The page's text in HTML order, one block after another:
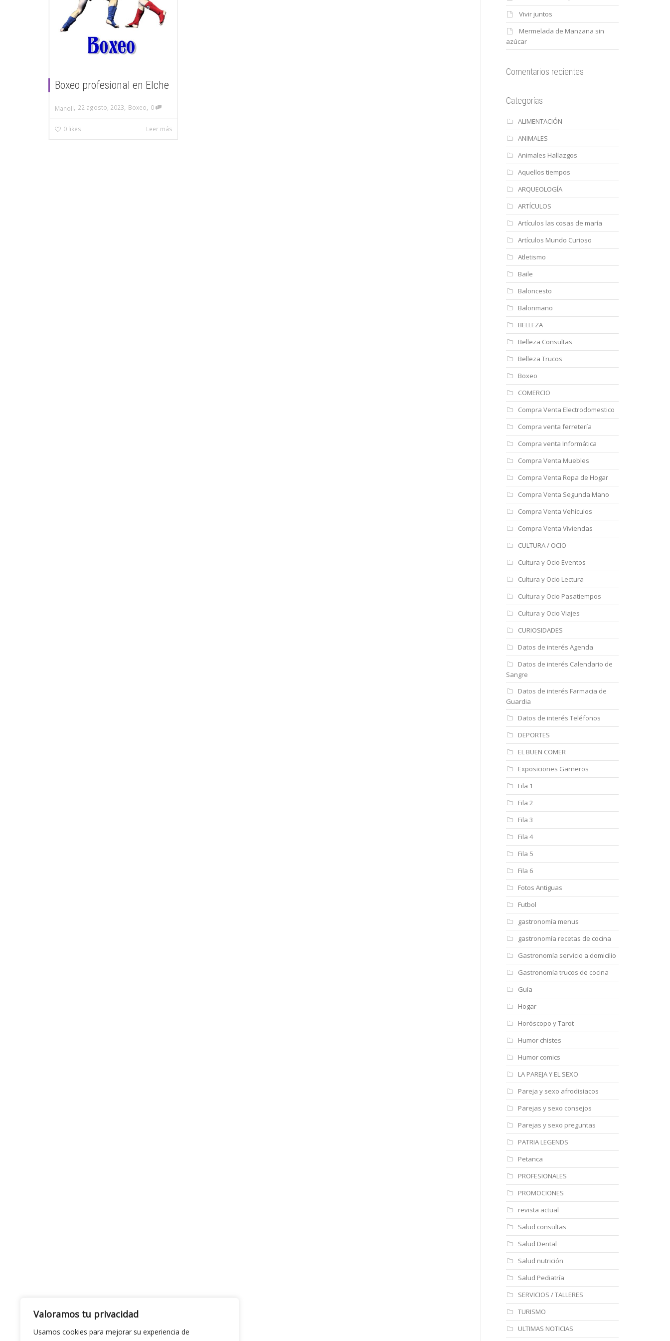
Valoramos tu privacidad
Usamos cookies para mejorar su experiencia de
Boxeo profesional en Elche
Manoli, 22 agosto, 2023, Boxeo, 0
0 likes Leer más
Vivir juntos
Mermelada de Manzana sin
azúcar
Comentarios recientes
Categorías
ALIMENTACIÓN
ANIMALES
Animales Hallazgos
Aquellos tiempos
ARQUEOLOGÍA
ARTÍCULOS
Artículos las cosas de maría
Artículos Mundo Curioso
Atletismo
Baile
Baloncesto
Balonmano
BELLEZA
Belleza Consultas
Belleza Trucos
Boxeo
COMERCIO
Compra Venta Electrodomestico
Compra venta ferretería
Compra venta Informática
Compra Venta Muebles
Compra Venta Ropa de Hogar
Compra Venta Segunda Mano
Compra Venta Vehículos
Compra Venta Viviendas
CULTURA / OCIO
Cultura y Ocio Eventos
Cultura y Ocio Lectura
Cultura y Ocio Pasatiempos
Cultura y Ocio Viajes
CURIOSIDADES
Datos de interés Agenda
Datos de interés Calendario de
Sangre
Datos de interés Farmacia de
Guardia
Datos de interés Teléfonos
DEPORTES
EL BUEN COMER
Exposiciones Garneros
Fila 1
Fila 2
Fila 3
Fila 4
Fila 5
Fila 6
Fotos Antiguas
Futbol
gastronomía menus
gastronomía recetas de cocina
Gastronomía servicio a domicilio
Gastronomía trucos de cocina
Guía
Hogar
Horóscopo y Tarot
Humor chistes
Humor comics
LA PAREJA Y EL SEXO
Pareja y sexo afrodisiacos
Parejas y sexo consejos
Parejas y sexo preguntas
PATRIA LEGENDS
Petanca
PROFESIONALES
PROMOCIONES
revista actual
Salud consultas
Salud Dental
Salud nutrición
Salud Pediatría
SERVICIOS / TALLERES
TURISMO
ULTIMAS NOTICIAS